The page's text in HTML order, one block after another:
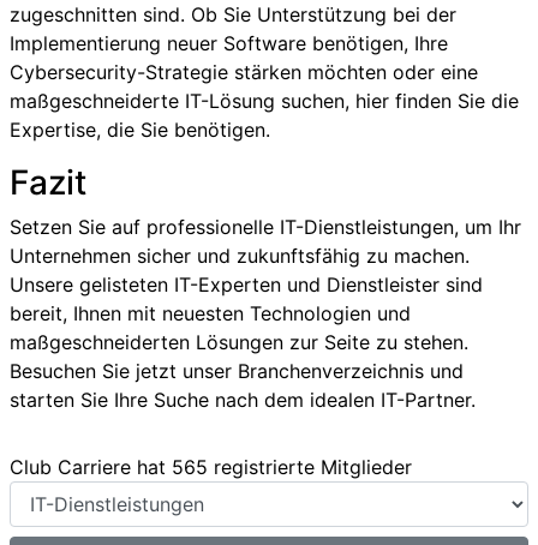
zugeschnitten sind. Ob Sie Unterstützung bei der
Implementierung neuer Software benötigen, Ihre
Cybersecurity-Strategie stärken möchten oder eine
maßgeschneiderte IT-Lösung suchen, hier finden Sie die
Expertise, die Sie benötigen.
Fazit
Setzen Sie auf professionelle IT-Dienstleistungen, um Ihr
Unternehmen sicher und zukunftsfähig zu machen.
Unsere gelisteten IT-Experten und Dienstleister sind
bereit, Ihnen mit neuesten Technologien und
maßgeschneiderten Lösungen zur Seite zu stehen.
Besuchen Sie jetzt unser Branchenverzeichnis und
starten Sie Ihre Suche nach dem idealen IT-Partner.
Club Carriere hat 565 registrierte Mitglieder